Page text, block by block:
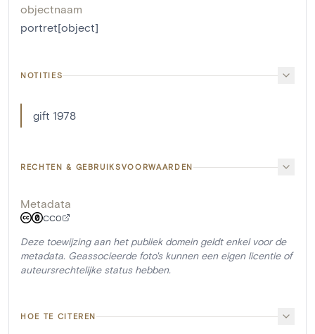
objectnaam
portret[object]
NOTITIES
gift 1978
RECHTEN & GEBRUIKSVOORWAARDEN
Metadata
CC0
Deze toewijzing aan het publiek domein geldt enkel voor de
metadata. Geassocieerde foto's kunnen een eigen licentie of
auteursrechtelijke status hebben.
HOE TE CITEREN